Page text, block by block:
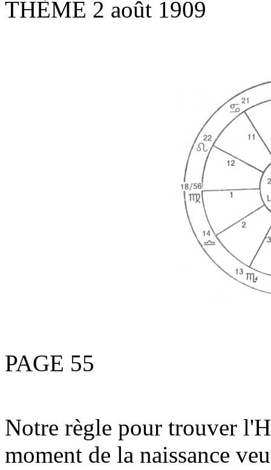
THÈME 2 août 1909
PAGE 55
Notre règle pour trouver
moment de la naissance